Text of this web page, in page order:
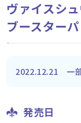
ヴァイスシ
ブースター
2022.12.21 一
発売日